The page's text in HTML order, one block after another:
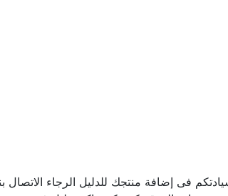
إضافة منتجك للدليل الرجاء الاتصال بنا